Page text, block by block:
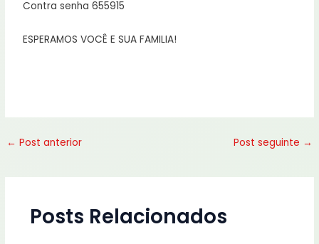
Contra senha 655915
ESPERAMOS VOCÊ E SUA FAMILIA!
← Post anterior Post seguinte →
Posts Relacionados